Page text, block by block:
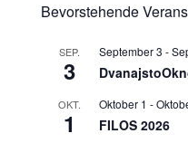
Bevorstehende
SEP.
3
September 3 -
OKT.
1
Oktober 1 -
FILOS 2026